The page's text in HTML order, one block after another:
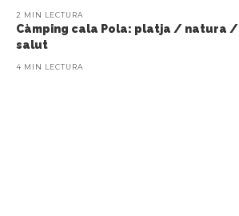
2 MIN LECTURA
Càmping cala Pola: platja / natura /
salut
4 MIN LECTURA